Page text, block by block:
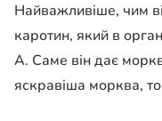
Найважливіше, чим
каротин, який в
А. Саме він дає
яскравіша морква,